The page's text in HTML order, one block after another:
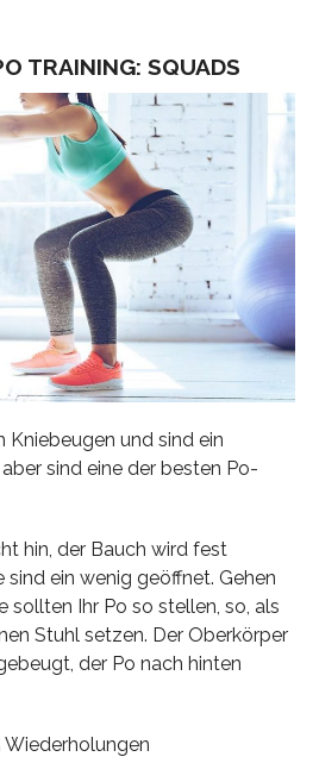
TRAINING: SQUADS
Kniebeugen und sind ein
sind eine der besten Po-
hin, der Bauch wird fest
sind ein wenig geöffnet. Gehen
sollten Ihr Po so stellen, so, als
Stuhl setzen. Der Oberkörper
der Po nach hinten